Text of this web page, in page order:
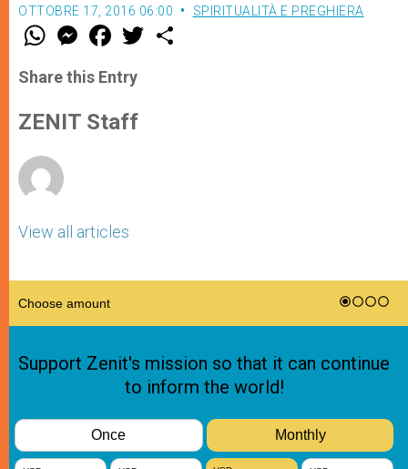
OTTOBRE 17, 2016 06:00 SPIRITUALITÀ E PREGHIERA
W
t
s
p
p
M
e
s
e
g
e
F
a
e
b
o
k
w
Share this Entry
ZENIT Staff
View all articles